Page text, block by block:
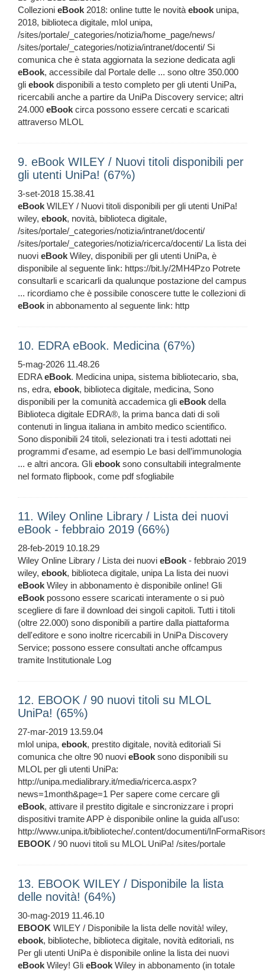
Collezioni eBook 2018: online tutte le novitàebook unipa,
2018, biblioteca digitale, mlol unipa,
/sites/portale/_categories/notizia/home_page/news/
/sites/portale/_categories/notizia/intranet/docenti/ Si
comunica che è stata aggiornata la sezione dedicata agli
eBook, accessibile dal Portale delle ... sono oltre 350.000
gli ebook disponibili a testo completo per gli utenti UniPa,
ricercabili anche a partire da UniPa Discovery service; altri
24.000 eBook circa possono essere cercati e scaricati
attraverso MLOL
9. eBook WILEY / Nuovi titoli disponibili per
gli utenti UniPa! (67%)
3-set-2018 15.38.41
eBook WILEY / Nuovi titoli disponibili per gli utenti UniPa!
wiley, ebook, novità, biblioteca digitale,
/sites/portale/_categories/notizia/intranet/docenti/
/sites/portale/_categories/notizia/ricerca/docenti/ La lista dei
nuovi eBook Wiley, disponibili per gli utenti UniPa, è
disponibile al seguente link: https://bit.ly/2MH4Pzo Potrete
consultarli e scaricarli da qualunque postazione del campus
... ricordiamo che è possibile conoscere tutte le collezioni di
eBook in abbonamento al seguente link: http
10. EDRA eBook. Medicina (67%)
5-mag-2026 11.48.26
EDRAeBook. Medicina unipa, sistema bibliotecario, sba,
ns, edra, ebook, biblioteca digitale, medicina, Sono
disponibili per la comunità accademica gli eBook della
Biblioteca digitale EDRA®, la prima banca dati di soli
contenuti in lingua italiana in ambito medico scientifico.
Sono disponibili 24 titoli, selezionati tra i testi adottati nei
programmi d'esame, ad esempio Le basi dell’immunologia
... e altri ancora. Gli ebook sono consultabili integralmente
nel formato flipbook, come pdf sfogliabile
11. Wiley Online Library / Lista dei nuovi
eBook - febbraio 2019 (66%)
28-feb-2019 10.18.29
Wiley Online Library / Lista dei nuovi eBook - febbraio 2019
wiley, ebook, biblioteca digitale, unipa La lista dei nuovi
eBook Wiley in abbonamento è disponibile online! Gli
eBook possono essere scaricati interamente o si può
scegliere di fare il download dei singoli capitoli. Tutti i titoli
(oltre 22.000) sono disponibili a partire dalla piattaforma
dell'editore e sono inoltre ricercabili in UniPa Discovery
Service; possono essere consultati anche offcampus
tramite Institutionale Log
12. EBOOK / 90 nuovi titoli su MLOL
UniPa! (65%)
27-mar-2019 13.59.04
mlol unipa, ebook, prestito digitale, novità editoriali Si
comunica che oltre 90 nuovi eBook sono disponibili su
MLOL per gli utenti UniPa:
http://unipa.medialibrary.it/media/ricerca.aspx?
news=1month&page=1 Per sapere come cercare gli
eBook, attivare il prestito digitale e sincronizzare i propri
dispositivi tramite APP è disponibile online la guida all'uso:
http://www.unipa.it/biblioteche/.content/documenti/
EBOOK / 90 nuovi titoli su MLOL UniPa! /sites/portale
13. EBOOK WILEY / Disponibile la lista
delle novità! (64%)
30-mag-2019 11.46.10
EBOOK WILEY / Disponibile la lista delle novità! wiley,
ebook, biblioteche, biblioteca digitale, novità editoriali, ns
Per gli utenti UniPa è disponibile online la lista dei nuovi
eBook Wiley! Gli eBook Wiley in abbonamento (in totale